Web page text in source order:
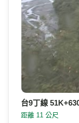
台9丁線
距離 11 公尺